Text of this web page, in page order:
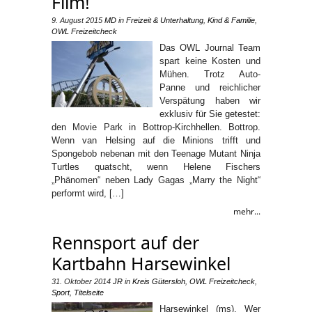
9. August 2015 MD in Freizeit & Unterhaltung Kind & Familie
OWL Freizeitcheck
Das OWL Journal Team
spart keine Kosten und
Mühen. Trotz Auto-
Panne und reichlicher
Verspätung haben wir
exklusiv für Sie getestet:
den Movie Park in Bottrop-Kirchhellen. Bottrop.
Wenn van Helsing auf die Minions trifft und
Spongebob nebenan mit den Teenage Mutant Ninja
Turtles quatscht, wenn Helene Fischers
„Phänomen“ neben Lady Gagas „Marry the Night“
performt wird, […]
mehr...
Rennsport auf der
Kartbahn Harsewinkel
31. Oktober 2014 JR in Kreis Gütersloh OWL Freizeitcheck
Sport, Titelseite
Harsewinkel (ms). Wer